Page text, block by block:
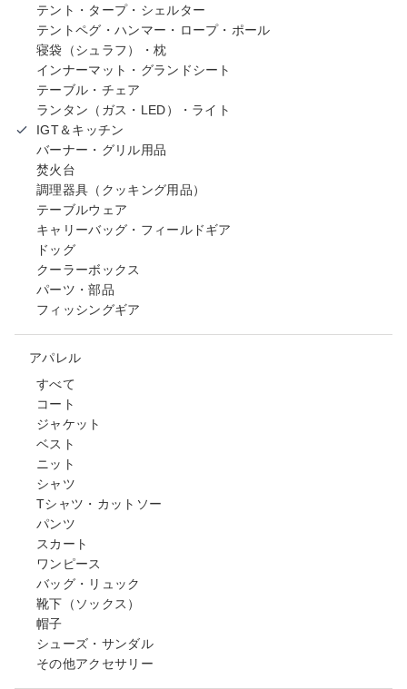
テント・タープ・シェルター
テントペグ・ハンマー・ロープ・ポール
寝袋（シュラフ）・枕
インナーマット・グランドシート
テーブル・チェア
ランタン（ガス・LED）・ライト
IGT＆キッチン
バーナー・グリル用品
焚火台
調理器具（クッキング用品）
テーブルウェア
キャリーバッグ・フィールドギア
ドッグ
クーラーボックス
パーツ・部品
フィッシングギア
アパレル
すべて
コート
ジャケット
ベスト
ニット
シャツ
Tシャツ・カットソー
パンツ
スカート
ワンピース
バッグ・リュック
靴下（ソックス）
帽子
シューズ・サンダル
その他アクセサリー